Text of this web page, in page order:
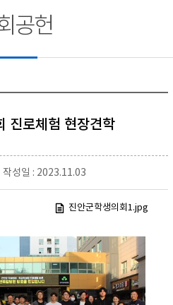
공헌
진로체험 현장견학
작성일 : 2023.11.03
진안군학생의회1.jpg